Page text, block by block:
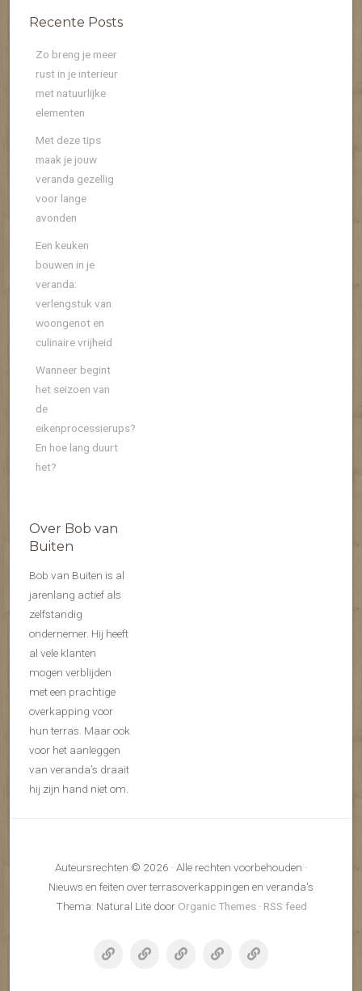
Recente Posts
Zo breng je meer
rust in je interieur
met natuurlijke
elementen
Met deze tips
maak je jouw
veranda gezellig
voor lange
avonden
Een keuken
bouwen in je
veranda:
verlengstuk van
woongenot en
culinaire vrijheid
Wanneer begint
het seizoen van
de
eikenprocessierups?
En hoe lang duurt
het?
Over Bob van
Buiten
Bob van Buiten is al
jarenlang actief als
zelfstandig
ondernemer. Hij heeft
al vele klanten
mogen verblijden
met een prachtige
overkapping voor
hun terras. Maar ook
voor het aanleggen
van veranda’s draait
hij zijn hand niet om.
Auteursrechten © 2026 · Alle rechten voorbehouden ·
Nieuws en feiten over terrasoverkappingen en veranda's
Thema: Natural Lite door Organic Themes· RSS feed